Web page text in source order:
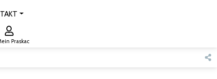
Praskac